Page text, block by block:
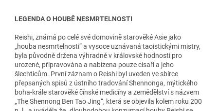
LEGENDA O HOUBĚ NESMRTELNOSTI
Reishi, známá po celé své domovině starověké Asie jako
„houba nesmrtelnosti“ a vysoce uznávaná taoistickými mistry,
byla původně držena výhradně v královské hodnosti pro
urozené, připravována a nabízena pouze císaři a jeho
šlechticům. První záznam o Reishi byl uveden ve sbírce
přepsaných spisů z ústního tradování Shennonga, mýtického
boha-krále starověké čínské medicíny a zemědělství s názvem
„The Shennong Ben Tao Jing“, která se objevila kolem roku 200